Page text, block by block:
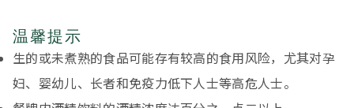
温馨提示
生的或未煮熟的食品可能存有较高的食用风险，尤其对孕
妇、婴幼儿、长者和免疫力低下人士等高危人士。